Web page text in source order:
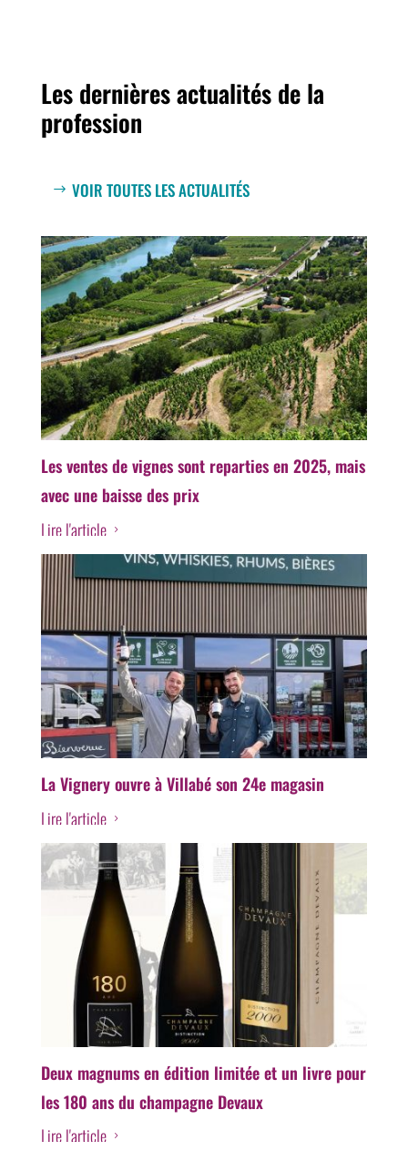
Les dernières actualités de la
profession
VOIR TOUTES LES ACTUALITÉS
Les ventes de vignes sont reparties en 2025, mais
avec une baisse des prix
Lire l'article
5
La Vignery ouvre à Villabé son 24e magasin
Lire l'article
5
Deux magnums en édition limitée et un livre pour
les 180 ans du champagne Devaux
Lire l'article
5